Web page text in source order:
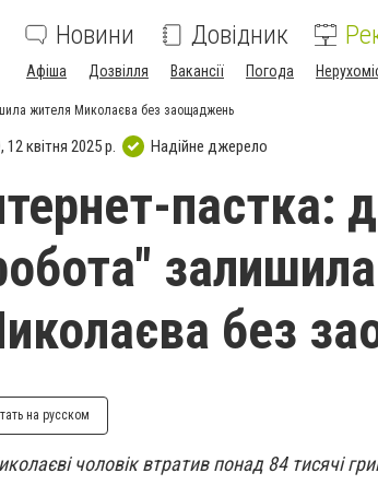
Новини Довідник
Афіша Дозвілля Вакансії Погода
жителя Миколаєва без заощаджень
12 квітня 2025 р. Надійне джерело
пастка:
без
на русском
чоловік втратив понад 84 тисячі